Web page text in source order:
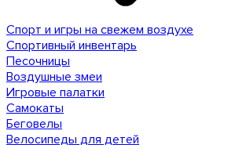
Спорт и игры на свежем воздухе
Спортивный инвентарь
Песочницы
Воздушные змеи
Игровые палатки
Самокаты
Беговелы
Велосипеды для детей